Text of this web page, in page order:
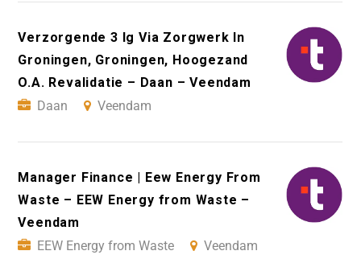
Verzorgende 3 Ig Via Zorgwerk In
Groningen, Groningen, Hoogezand
O.A. Revalidatie – Daan – Veendam
Daan
Veendam
Manager Finance | Eew Energy From
Waste – EEW Energy from Waste –
Veendam
EEW Energy from Waste
Veendam